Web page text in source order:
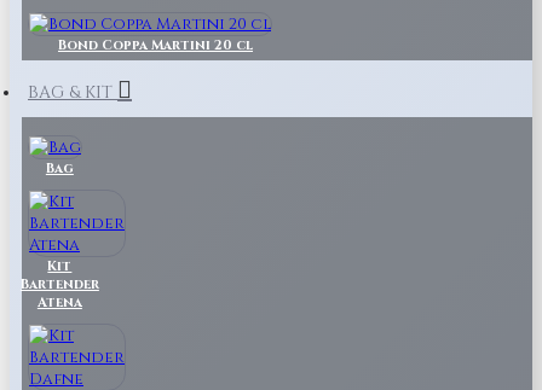
Bond Coppa Martini 20 cl
BAG & KIT
Bag
Kit
Bartender
Atena